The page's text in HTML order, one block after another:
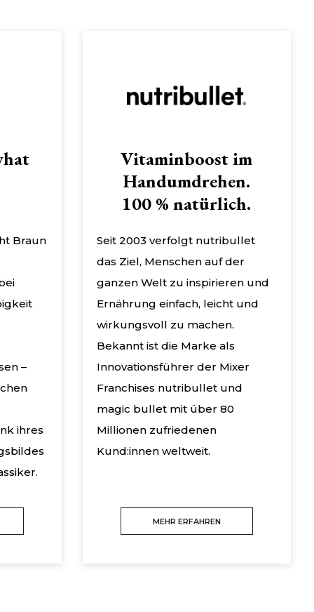
Braun
–
ihres
Vitaminboost im
Handumdrehen.
100 % natürlich.
Seit 2003 verfolgt nutribullet
das Ziel, Menschen auf der
ganzen Welt zu inspirieren und
Ernährung einfach, leicht und
wirkungsvoll zu machen.
Bekannt ist die Marke als
Innovationsführer der Mixer
Franchises nutribullet und
magic bullet mit über 80
Millionen zufriedenen
Kund:innen weltweit.
MEHR ERFAHREN